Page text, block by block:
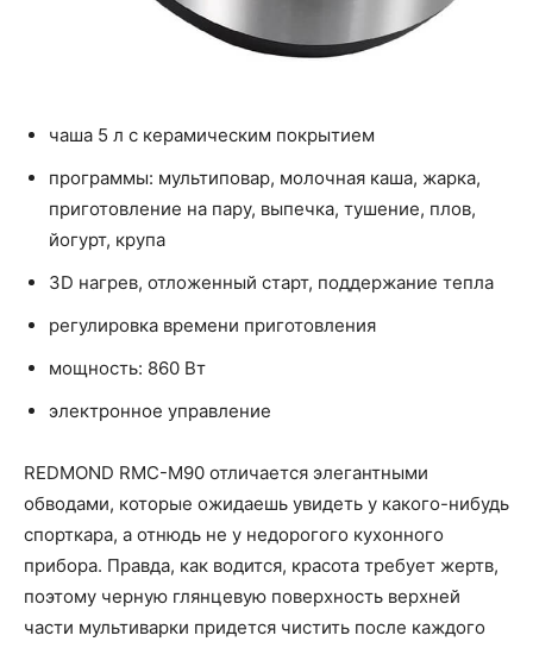
чаша 5 л с керамическим покрытием
программы: мультиповар, молочная каша, жарка,
приготовление на пару, выпечка, тушение, плов,
йогурт, крупа
3D нагрев, отложенный старт, поддержание тепла
регулировка времени приготовления
мощность: 860 Вт
электронное управление
REDMOND RMC-M90 отличается элегантными
обводами, которые ожидаешь увидеть у какого-нибудь
спорткара, а отнюдь не у недорогого кухонного
прибора. Правда, как водится, красота требует жертв,
поэтому черную глянцевую поверхность верхней
части мультиварки придется чистить после каждого